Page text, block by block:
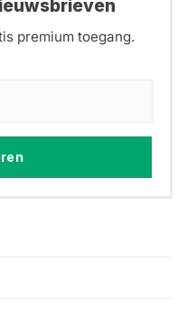
premium toegang.